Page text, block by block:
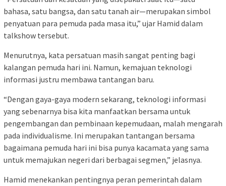
bahasa, satu bangsa, dan satu tanah air—merupakan simbol
penyatuan para pemuda pada masa itu,” ujar Hamid dalam
talkshow tersebut.
Menurutnya, kata persatuan masih sangat penting bagi
kalangan pemuda hari ini. Namun, kemajuan teknologi
informasi justru membawa tantangan baru.
“Dengan gaya-gaya modern sekarang, teknologi informasi
yang sebenarnya bisa kita manfaatkan bersama untuk
pengembangan dan pembinaan kepemudaan, malah mengarah
pada individualisme. Ini merupakan tantangan bersama
bagaimana pemuda hari ini bisa punya kacamata yang sama
untuk memajukan negeri dari berbagai segmen,” jelasnya.
Hamid menekankan pentingnya peran pemerintah dalam